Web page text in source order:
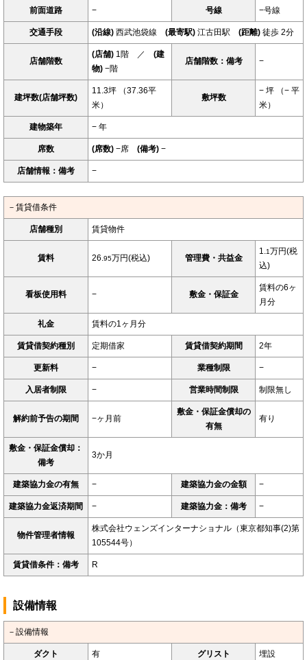
前面道路 − 号線 −号線
交通手段 (沿線) 西武池袋線 (最寄駅) 江古田駅 (距離) 徒歩 2分
店舗階数
(店舗) 1階 ／ (建
物) −階
店舗階数：備考 −
建坪数(店舗坪数)
11.3坪 （37.36平
米）
敷坪数
− 坪 （− 平
米）
建物築年 − 年
席数 (席数) −席 (備考) −
店舗情報：備考 −
－賃貸借条件
店舗種別 賃貸物件
賃料 26.95万円(税込) 管理費・共益金
1.1万円(税
込)
看板使用料 − 敷金・保証金
賃料の6ヶ
月分
礼金 賃料の1ヶ月分
賃貸借契約種別 定期借家 賃貸借契約期間 2年
更新料 − 業種制限 −
入居者制限 − 営業時間制限 制限無し
解約前予告の期間 −ヶ月前
敷金・保証金償却の
有無
有り
敷金・保証金償却：
備考
3か月
建築協力金の有無 − 建築協力金の金額 −
建築協力金返済期間 − 建築協力金：備考 −
物件管理者情報
株式会社ウェンズインターナショナル（東京都知事(2)第
105544号）
賃貸借条件：備考 R
設備情報
－設備情報
ダクト 有 グリスト 埋設